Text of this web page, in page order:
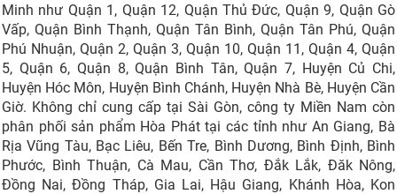
Minh như Quận 1, Quận 12, Quận Thủ Đức, Quận 9, Quận Gò
Vấp, Quận Bình Thạnh, Quận Tân Bình, Quận Tân Phú, Quận
Phú Nhuận, Quận 2, Quận 3, Quận 10, Quận 11, Quận 4, Quận
5, Quận 6, Quận 8, Quận Bình Tân, Quận 7, Huyện Củ Chi,
Huyện Hóc Môn, Huyện Bình Chánh, Huyện Nhà Bè, Huyện Cần
Giờ. Không chỉ cung cấp tại Sài Gòn, công ty Miền Nam còn
phân phối sản phẩm Hòa Phát tại các tỉnh như An Giang, Bà
Rịa Vũng Tàu, Bạc Liêu, Bến Tre, Bình Dương, Bình Định, Bình
Phước, Bình Thuận, Cà Mau, Cần Thơ, Đắk Lắk, Đăk Nông,
Đồng Nai, Đồng Tháp, Gia Lai, Hậu Giang, Khánh Hòa, Kon